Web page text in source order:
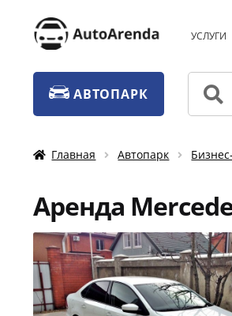
УСЛУГИ
АВТОПАРК
Искать:
Главная Автопарк
Аренда